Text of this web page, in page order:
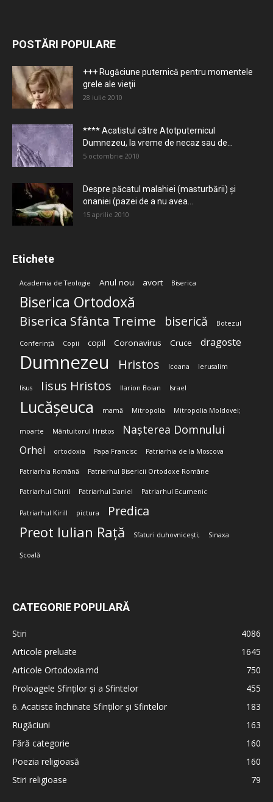
POSTĂRI POPULARE
+++ Rugăciune puternică pentru momentele
grele ale vieţii
28 iulie 2010
**** Acatistul către Atotputernicul
Dumnezeu, la vreme de necaz sau de...
5 octombrie 2010
Despre păcatul malahiei (masturbării) şi
onaniei (pazei de a nu avea...
15 aprilie 2010
Etichete
Academia de Teologie Anul nou avort Biserica
Biserica Ortodoxă
Biserica Sfânta Treime biserică Botezul
Conferință Copii copil Coronavirus Cruce dragoste
Dumnezeu Hristos Icoana Ierusalim
Iisus Iisus Hristos Ilarion Boian Israel
Lucășeuca mamă Mitropolia Mitropolia Moldovei;
moarte Mântuitorul Hristos Nașterea Domnului
Orhei ortodoxia Papa Francisc Patriarhia de la Moscova
Patriarhia Română Patriarhul Bisericii Ortodoxe Române
Patriarhul Chiril Patriarhul Daniel Patriarhul Ecumenic
Patriarhul Kirill pictura Predica
Preot Iulian Rață Sfaturi duhovnicești; Sinaxa
Școală
CATEGORIE POPULARĂ
Stiri
4086
Articole preluate
1645
Articole Ortodoxia.md
750
Proloagele Sfinților și a Sfintelor
455
6. Acatiste închinate Sfinților și Sfintelor
183
Rugăciuni
163
Fără categorie
160
Poezia religioasă
160
Stiri religioase
79